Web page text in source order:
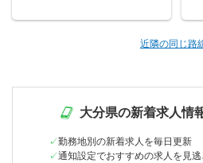
近隣の同じ路
大分県の新着求人情
勤務地別の新着求人を毎日更新
通知設定でおすすめの求人を見